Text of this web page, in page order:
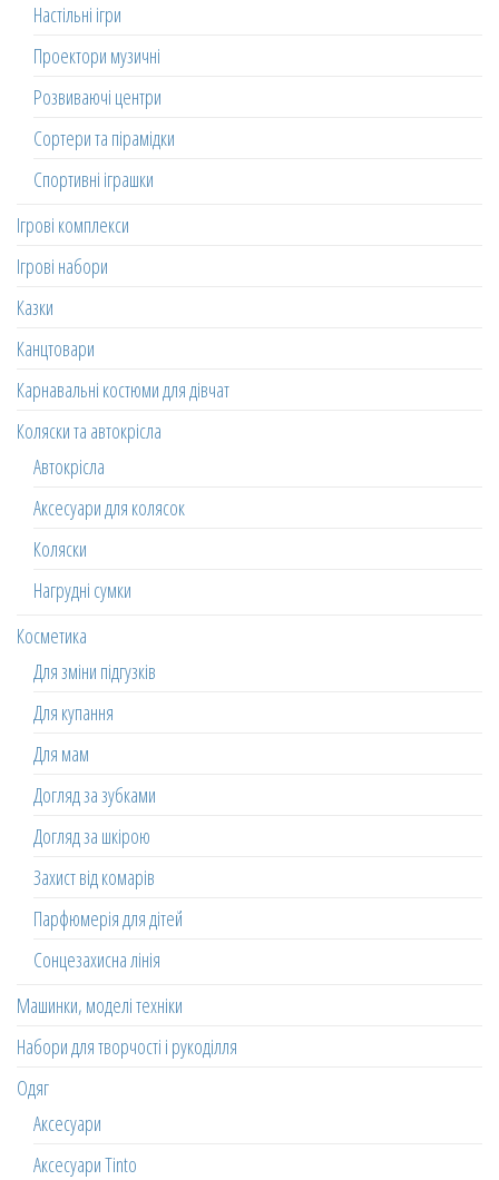
Настільні ігри
Проектори музичні
Розвиваючі центри
Сортери та пірамідки
Спортивні іграшки
Ігрові комплекси
Ігрові набори
Казки
Канцтовари
Карнавальні костюми для дівчат
Коляски та автокрісла
Автокрісла
Аксесуари для колясок
Коляски
Нагрудні сумки
Косметика
Для зміни підгузків
Для купання
Для мам
Догляд за зубками
Догляд за шкірою
Захист від комарів
Парфюмерія для дітей
Сонцезахисна лінія
Машинки, моделі техніки
Набори для творчості і рукоділля
Одяг
Аксесуари
Аксесуари Tinto